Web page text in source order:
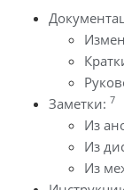
Заметки: 7
Из
Из
Из